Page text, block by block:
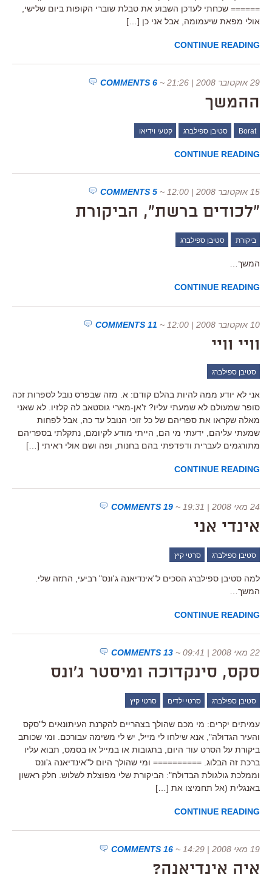
====== שכחתי לעדכן השבוע את טבלת שוברי הקופות ביום שלישי,
אולי מפאת שיעמומה, אבל אני כן […]
CONTINUE READING
29 אוקטובר 2008 | 21:26 ~
6 COMMENTS
ההמשך
Borat סטיבן ספילברג קטעי וידיאו
CONTINUE READING
15 אוקטובר 2008 | 12:00 ~
5 COMMENTS
"לכודים ברשת", הביקורת
ביקורת סטיבן ספילברג
המשך…
CONTINUE READING
10 אוקטובר 2008 | 12:00 ~
11 COMMENTS
וויי וויי
סטיבן ספילברג
אני לא יודע ממה להיות בהלם קודם: א. מזה שבפרס נובל לספרות זכה
סופר שמעולם לא שמעתי עליו? ז'אן-מארי גוסטאב לה קלזיו. לא שאני
מאלה שקראו את ספריהם של כל זוכי הנובל עד כה, אבל לפחות
שמעתי עליהם, ידעתי מי הם, הייתי מודע לקיומם, נתקלתי בספריהם
מתורגמים לעברית ודפדפתי בהם בחנות, ופה ושם אולי ראיתי […]
CONTINUE READING
24 מאי 2008 | 19:31 ~
19 COMMENTS
אינדי אני
סטיבן ספילברג סרטי קיץ
למה סטיבן ספילברג הסכים ל"אינדיאנה ג'ונס" רביעי, התזה שלי.
המשך…
CONTINUE READING
22 מאי 2008 | 09:41 ~
13 COMMENTS
סקס, סינקדוכה ומיסטר ג'ונס
סטיבן ספילברג סרטי ילדים סרטי קיץ
עמיתים יקרים: מי מכם שהולך בצהריים להקרנת העיתונאים ל"סקס
והעיר הגדולה", אנא שילחו לי מייל, יש לי משימה עבורכם. ומי שכותב
ביקורת על הסרט עוד היום, בתגובות או במייל או בסמס, תבוא עליו
ברכת זה הבלוג. ========== ומי שהולך היום ל"אינדיאנה ג'ונס
וממלכת גולגולת הבדולח": הביקורת שלי מפוצלת לשלוש. חלק ראשון
באנגלית (אל תחמיצו את […]
CONTINUE READING
19 מאי 2008 | 14:29 ~
16 COMMENTS
איה אינדיאנה?